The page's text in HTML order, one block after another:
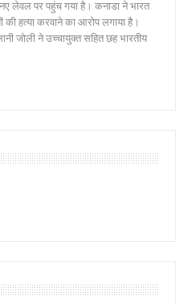
लेवल पर पहुंच गया है। कनाडा ने भारत
हत्या करवाने का आरोप लगाया है।
जोली ने उच्चायुक्त सहित छह भारतीय